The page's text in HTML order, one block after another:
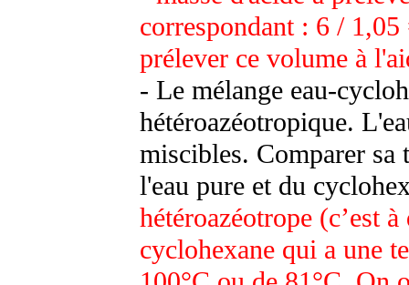
correspondant : 6 /
prélever ce volume à
- Le mélange eau-
hétéroazéotropique.
miscibles. Comparer sa
l'eau pure et du
hétéroazéotrope (c’est
cyclohexane qui a une